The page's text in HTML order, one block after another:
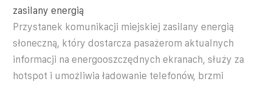
zasilany energią
Przystanek komunikacji miejskiej zasilany energią
słoneczną, który dostarcza pasażerom aktualnych
informacji na energooszczędnych ekranach, służy za
hotspot i umożliwia ładowanie telefonów, brzmi